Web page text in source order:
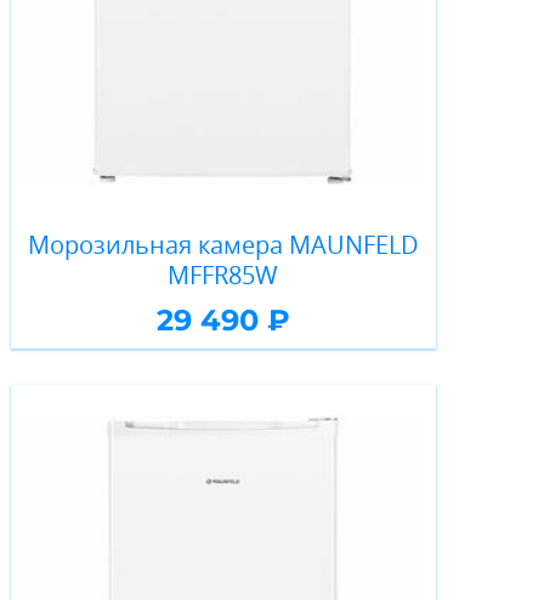
Морозильная камера MAUNFELD
MFFR85W
29 490 ₽